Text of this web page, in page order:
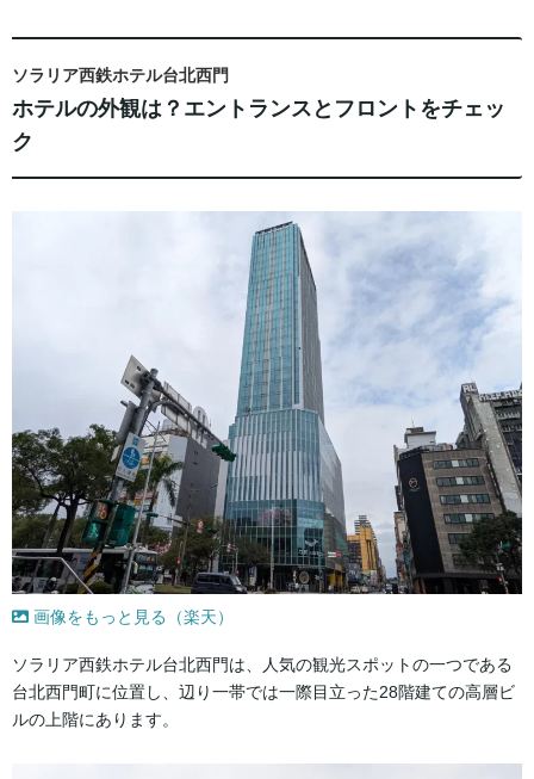
ソラリア西鉄ホテル台北西門
ホテルの外観は？エントランスとフロントをチェッ
ク
画像をもっと見る（楽天）
ソラリア西鉄ホテル台北西門は、人気の観光スポットの一つである
台北西門町に位置し、辺り一帯では一際目立った28階建ての高層ビ
ルの上階にあります。